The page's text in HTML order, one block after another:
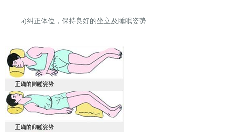
a)纠正体位，保持良好的坐立及睡眠姿势